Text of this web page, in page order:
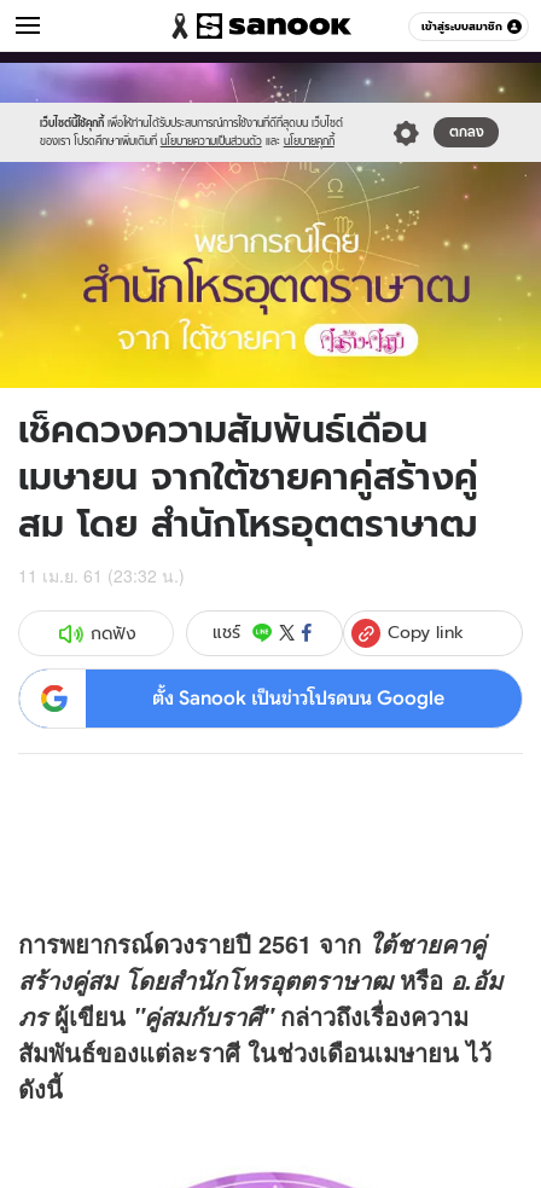
เข้าสู่ระบบสมาชิก
ดูดวง หมวดอื่นๆ
เว็บไซต์นี้ใช้คุกกี้ เพื่อให้ท่านได้รับประสบการณ์การใช้งานที่ดีที่สุดบน เว็บไซต์
ของเรา โปรดศึกษาเพิ่มเติมที่ นโยบายความเป็นส่วนตัว และ นโยบายคุกกี้
ตกลง
Sanook
//s.isanook.com/sr/0/images/logo-
new-
sanook.png
//s.isanook.com/ho/0/ud/27/137391/k3.jpg
เช็คดวงความสัมพันธ์เดือน
เมษายน จากใต้ชายคาคู่สร้างคู่
สม โดย สำนักโหรอุตตราษาฒ
11 เม.ย. 61 (23:32 น.)
กดฟัง แชร์ Copy link
ตั้ง Sanook เป็นข่าวโปรดบน Google
การพยากรณ์ดวงรายปี 2561 จาก ใต้ชายคาคู่
สร้างคู่สม โดยสำนักโหรอุตตราษาฒ หรือ อ.อัม
ภร ผู้เขียน "คู่สมกับราศี" กล่าวถึงเรื่องความ
สัมพันธ์ของแต่ละราศี ในช่วงเดือนเมษายน ไว้
ดังนี้